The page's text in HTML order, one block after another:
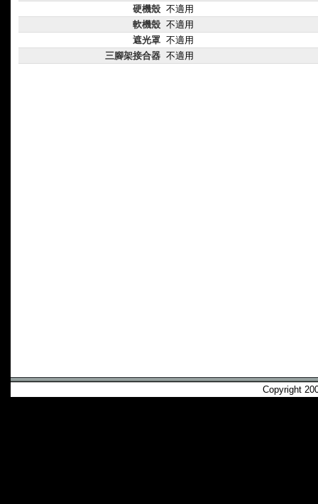
硬機殼 不適用
軟機殼 不適用
遮光罩 不適用
三腳架接合器 不適用
Copyright